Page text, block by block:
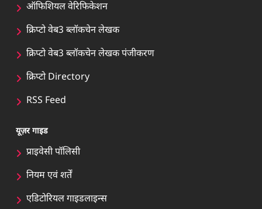
ऑफिशियल वेरिफिकेशन
क्रिप्टो वेब3 ब्लॉकचेन लेखक
क्रिप्टो वेब3 ब्लॉकचेन लेखक पंजीकरण
क्रिप्टो Directory
RSS Feed
यूज़र गाइड
प्राइवेसी पॉलिसी
नियम एवं शर्तें
एडिटोरियल गाइडलाइन्स